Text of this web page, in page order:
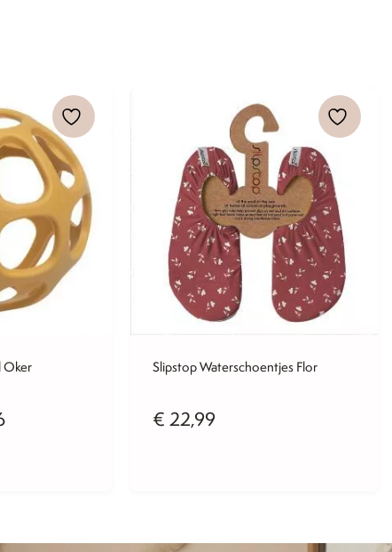
Oker
Huidige
€ 12,76.
Slipstop Waterschoentjes Flor
€ 22,99